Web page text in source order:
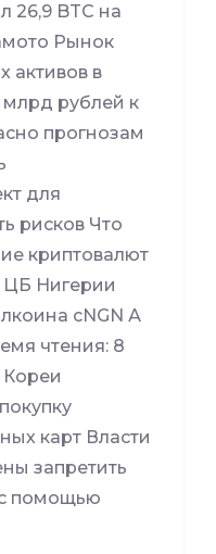
26,9 BTC на
Рынок
активов в
млрд рублей к
прогнозам
для
рисков Что
криптовалют
ЦБ Нигерии
cNGN А
чтения: 8
карт Власти
запретить
с помощью